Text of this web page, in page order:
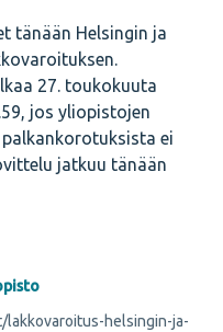
tänään Helsingin ja
27. toukokuuta
jos yliopistojen
ei
jatkuu tänään
helsingin-ja-